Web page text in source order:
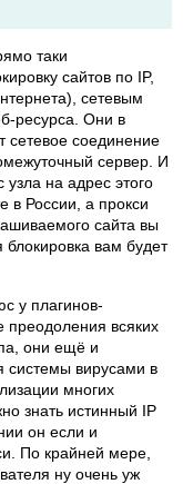
таки
сайтов по IP,
сетевым
ресурса. Они в
сетевое соединение
сервер. И
на адрес этого
в России, а прокси
сайта вы
блокировка вам будет
у плагинов-
всяких
они ещё и
системы вирусами в
многих
знать истинный IP
он если и
По крайней мере,
ну очень уж